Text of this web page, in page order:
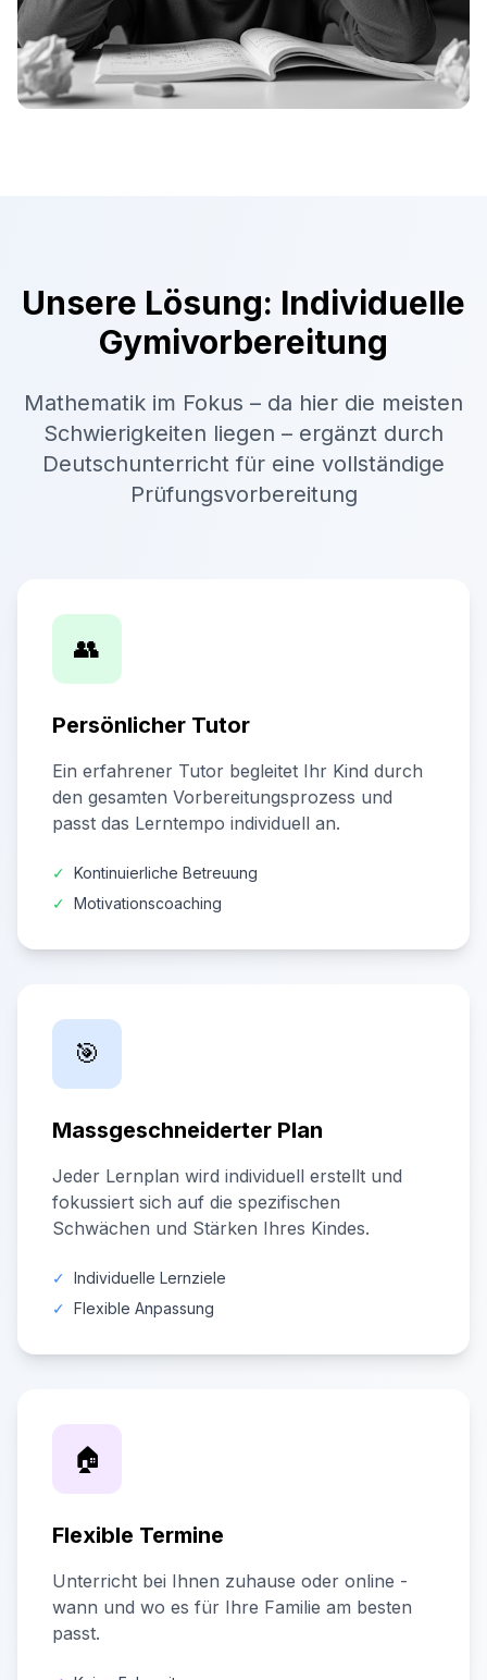
Unsere Lösung: Individuelle
Gymivorbereitung
Mathematik im Fokus – da hier die meisten
Schwierigkeiten liegen – ergänzt durch
Deutschunterricht für eine vollständige
Prüfungsvorbereitung
👥
Persönlicher Tutor
Ein erfahrener Tutor begleitet Ihr Kind durch
den gesamten Vorbereitungsprozess und
passt das Lerntempo individuell an.
✓ Kontinuierliche Betreuung
✓ Motivationscoaching
🎯
Massgeschneiderter Plan
Jeder Lernplan wird individuell erstellt und
fokussiert sich auf die spezifischen
Schwächen und Stärken Ihres Kindes.
✓ Individuelle Lernziele
✓ Flexible Anpassung
🏠
Flexible Termine
Unterricht bei Ihnen zuhause oder online -
wann und wo es für Ihre Familie am besten
passt.